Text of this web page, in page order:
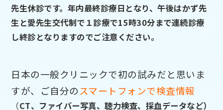
先生休診です。年内最終診療日となり、午後はかず先
生と愛先生交代制で１診療で15時30分まで連続診療
し終診となりますのでご注意ください。
日本の一般クリニックで初の試みだと思いま
すが、ご自分の スマートフォンで検査情報
（CT、ファイバー写真、聴力検査、採血データなど）